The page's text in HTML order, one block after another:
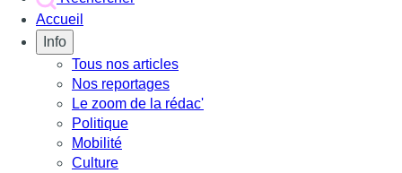
Accueil
Info
Tous nos articles
Nos reportages
Le zoom de la rédac'
Politique
Mobilité
Culture